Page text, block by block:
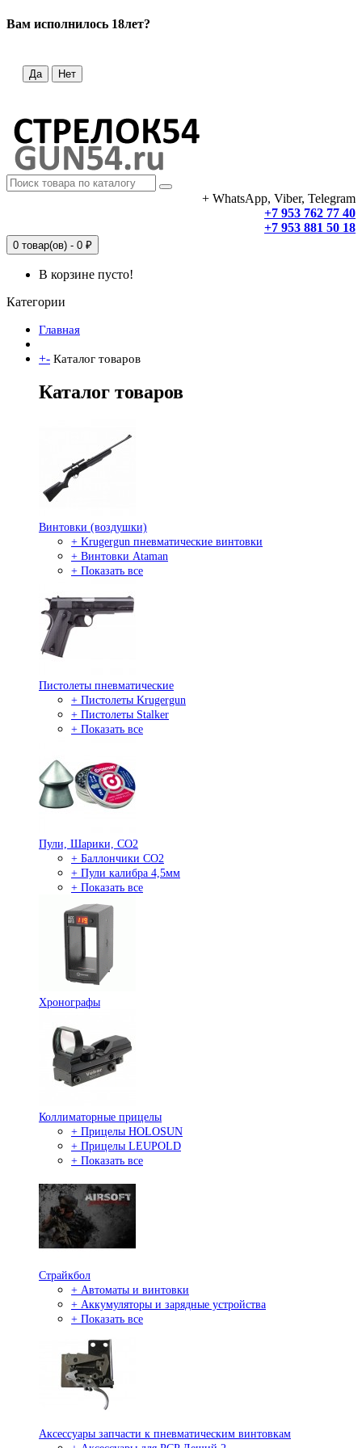
Вам исполнилось 18лет?
Да Нет
+ WhatsApp, Viber, Telegram
+7 953 762 77 40
+7 953 881 50 18
0 товар(ов) - 0 ₽
В корзине пусто!
Категории
Главная
+- Каталог товаров
Каталог товаров
Винтовки (воздушки)
+ Krugergun пневматические винтовки
+ Винтовки Ataman
+ Показать все
Пистолеты пневматические
+ Пистолеты Krugergun
+ Пистолеты Stalker
+ Показать все
Пули, Шарики, СО2
+ Баллончики СО2
+ Пули калибра 4,5мм
+ Показать все
Хронографы
Коллиматорные прицелы
+ Прицелы HOLOSUN
+ Прицелы LEUPOLD
+ Показать все
Страйкбол
+ Автоматы и винтовки
+ Аккумуляторы и зарядные устройства
+ Показать все
Аксессуары запчасти к пневматическим винтовкам